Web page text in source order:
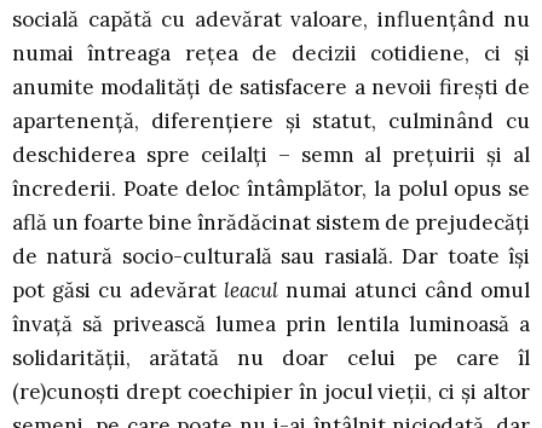
socială capătă cu adevărat valoare, influenţând nu
numai întreaga reţea de decizii cotidiene, ci şi
anumite modalităţi de satisfacere a nevoii fireşti de
apartenenţă, diferenţiere şi statut, culminând cu
deschiderea spre ceilalţi – semn al preţuirii şi al
încrederii. Poate deloc întâmplător, la polul opus se
află un foarte bine înrădăcinat sistem de prejudecăţi
de natură socio-culturală sau rasială. Dar toate îşi
pot găsi cu adevărat leacul numai atunci când omul
învaţă să privească lumea prin lentila luminoasă a
solidarităţii, arătată nu doar celui pe care îl
(re)cunoşti drept coechipier în jocul vieţii, ci şi altor